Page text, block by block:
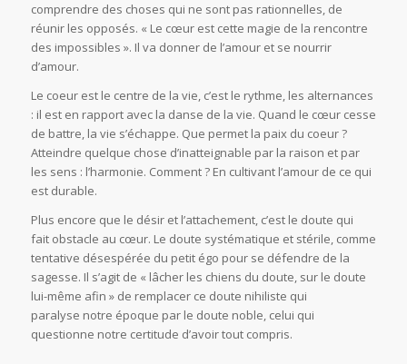
comprendre des choses qui ne sont pas rationnelles, de
réunir les opposés. « Le cœur est cette magie de la rencontre
des impossibles ». Il va donner de l’amour et se nourrir
d’amour.
Le coeur est le centre de la vie, c’est le rythme, les alternances
: il est en rapport avec la danse de la vie. Quand le cœur cesse
de battre, la vie s’échappe. Que permet la paix du coeur ?
Atteindre quelque chose d’inatteignable par la raison et par
les sens : l’harmonie. Comment ? En cultivant l’amour de ce qui
est durable.
Plus encore que le désir et l’attachement, c’est le doute qui
fait obstacle au cœur. Le doute systématique et stérile, comme
tentative désespérée du petit égo pour se défendre de la
sagesse. Il s’agit de « lâcher les chiens du doute, sur le doute
lui-même afin » de remplacer ce doute nihiliste qui
paralyse notre époque par le doute noble, celui qui
questionne notre certitude d’avoir tout compris.